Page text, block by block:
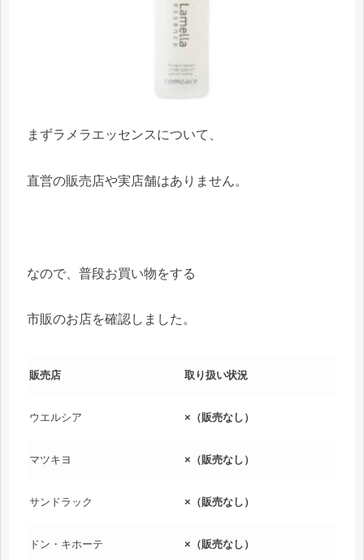
まずラメラエッセンスについて、
直営の販売店や実店舗はありません。
なので、普段お買い物をする
市販のお店を確認しました。
販売店 取り扱い状況
ウエルシア ×（販売なし）
マツキヨ ×（販売なし）
サンドラック ×（販売なし）
ドン・キホーテ ×（販売なし）